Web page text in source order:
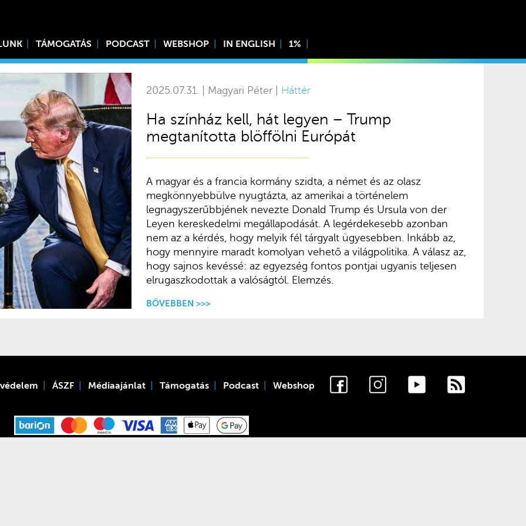
TÁMOGATÁS PODCAST WEBSHOP IN ENGLISH 1%
2025.07.31. | Magyari Péter | Háttér
Ha színház kell, hát legyen – Trump
megtanította blöffölni Európát
A magyar és a francia kormány szidta, a német és az olasz
megkönnyebbülve nyugtázta, az amerikai a történelem
legnagyszerűbbjének nevezte Donald Trump és Ursula von der
Leyen kereskedelmi megállapodását. A legérdekesebb azonban
nem az a kérdés, hogy melyik fél tárgyalt ügyesebben. Inkább az,
hogy mennyire maradt komolyan vehető a világpolitika. A válasz az,
hogy sajnos kevéssé: az egyezség fontos pontjai ugyanis teljesen
elrugaszkodottak a valóságtól. Elemzés.
BŐVEBBEN >>>
ÁSZF Médiaajánlat Támogatás Podcast Webshop